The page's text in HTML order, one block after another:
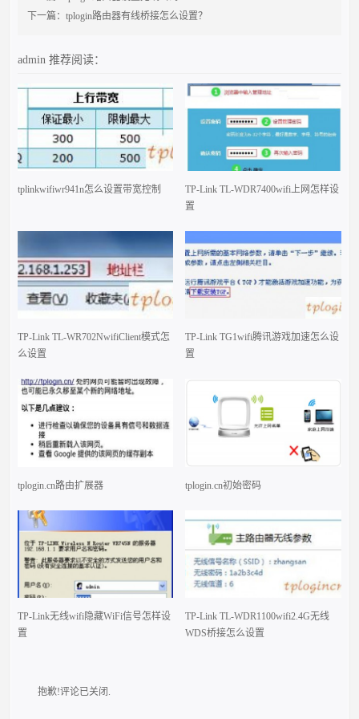
下一篇：tplogin路由器有线桥接怎么设置？
admin推荐阅读：
tplinkwifiwr941n怎么设置带宽控制
TP-Link TL-WDR7400wifi上网怎样设
置
TP-Link TL-WR702NwifiClient模式怎
么设置
TP-Link TG1wifi腾讯游戏加速怎么设
置
tplogin.cn路由扩展器 tplogin.cn初始密码
TP-Link无线wifi隐藏WiFi信号怎样设
置
TP-Link TL-WDR1100wifi2.4G无线
WDS桥接怎么设置
抱歉!评论已关闭.